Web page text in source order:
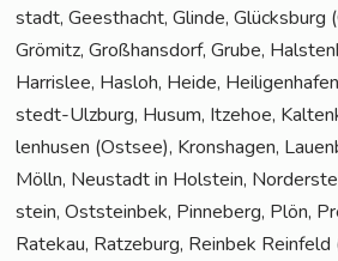
stadt, Geest­hacht, Glin­de, Glücks­burg
Grömitz, Groß­hans­dorf, Gru­be,
Harris­lee, Has­loh, Hei­de,
stedt-Ulz­burg, Husum, Itze­hoe,
len­husen (Ost­see), Kronsha­gen,
Mölln, Neu­stadt in Hol­stein,
stein, Ost­stein­bek, Pin­ne­berg, Plön,
Rate­kau, Rat­ze­burg, Rein­bek